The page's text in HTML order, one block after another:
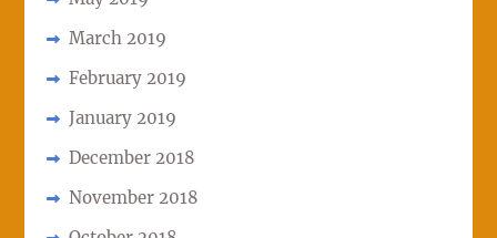
March 2019
February 2019
January 2019
December 2018
November 2018